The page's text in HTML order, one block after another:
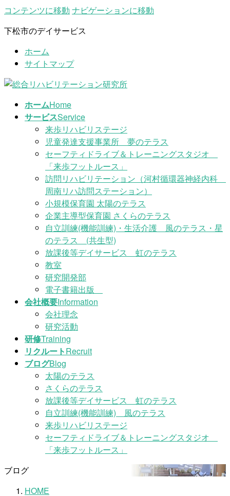
コンテンツに移動 ナビゲーションに移動
下松市のデイサービス
ホーム
サイトマップ
ホームHome
サービスService
来歩リハビリステージ
児童発達支援事業所 夢のテラス
セーフティドライブ＆トレーニングスタジオ
「来歩フットルース」
訪問リハビリテーション（河村循環器神経内科
周南リハ訪問ステーション）
小規模保育園 太陽のテラス
企業主導型保育園 さくらのテラス
自立訓練(機能訓練)・生活介護 風のテラス・星
のテラス (共生型)
放課後等デイサービス 虹のテラス
教室
研究開発部
電子書籍出版
会社概要Information
会社理念
研究活動
研修Training
リクルートRecruit
ブログBlog
太陽のテラス
さくらのテラス
放課後等デイサービス 虹のテラス
自立訓練(機能訓練) 風のテラス
来歩リハビリステージ
セーフティドライブ＆トレーニングスタジオ
「来歩フットルース」
ブログ
HOME